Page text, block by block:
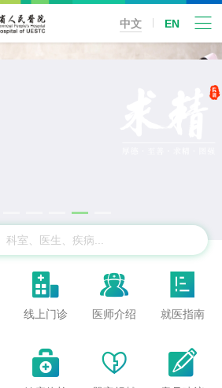
中文 EN

线上门诊

医师介绍

就医指南
  